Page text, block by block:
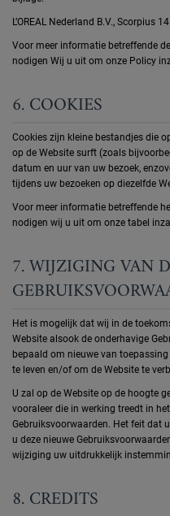
L’OREAL Nederland B.V., Scorpius
Voor meer informatie betreffende
nodigen Wij u uit om onze Policy
6. COOKIES
Cookies zijn kleine bestandjes die
op de Website surft (zoals
datum en uur van uw bezoek,
tijdens uw bezoeken op diezelfde
Voor meer informatie betreffende
nodigen wij u uit om onze tabel
7. WIJZIGING VAN
Het is mogelijk dat wij in de
Website alsook de onderhavige
bepaald om nieuwe van
te leven en/of om de Website te
U zal op de Website op de hoogte
vooraleer die in werking treedt in
Gebruiksvoorwaarden. Het feit dat
u deze nieuwe
wijziging uw uitdrukkelijk
8. CREDITS